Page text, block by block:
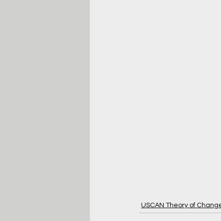
USCAN Theory of